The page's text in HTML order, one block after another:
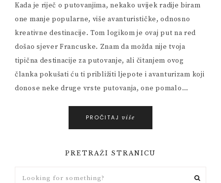
Kada je riječ o putovanjima, nekako uvijek radije biram
one manje popularne, više avanturističke, odnosno
kreativne destinacije. Tom logikom je ovaj put na red
došao sjever Francuske. Znam da možda nije tvoja
tipična destinacije za putovanje, ali čitanjem ovog
članka pokušati ću ti približiti ljepote i avanturizam koji
donose neke druge vrste putovanja, one pomalo…
PROČITAJ više
PRETRAŽI STRANICU